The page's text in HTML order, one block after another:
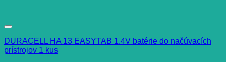
DURACELL HA 13 EASYTAB 1.4V batérie do načúvacích
prístrojov 1 kus